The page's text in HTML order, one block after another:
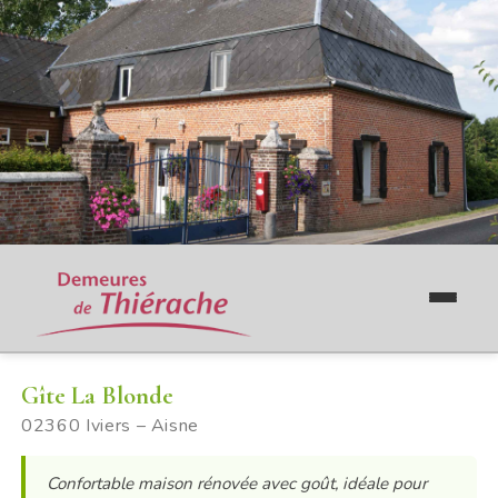
Gîte La Blonde
02360 Iviers – Aisne
Confortable maison rénovée avec goût, idéale pour